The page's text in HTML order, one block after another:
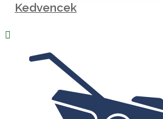
Kedvencek